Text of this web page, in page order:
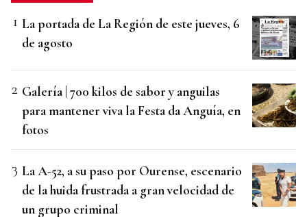
La portada de La Región de este jueves, 6
de agosto
Galería | 700 kilos de sabor y anguilas
para mantener viva la Festa da Anguía, en
fotos
La A-52, a su paso por Ourense, escenario
de la huida frustrada a gran velocidad de
un grupo criminal